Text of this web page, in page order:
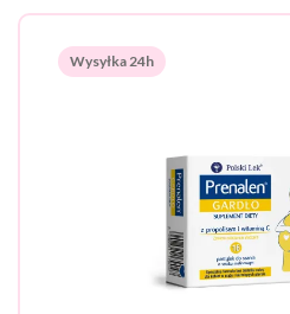
Wysyłka 24h